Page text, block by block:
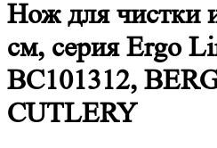
Нож для чистки
см, серия Ergo
BC101312,
CUTLERY